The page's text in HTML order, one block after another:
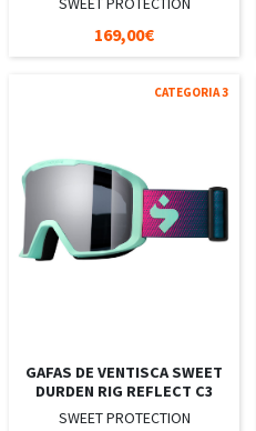
169,00€
CATEGORIA 3
GAFAS DE VENTISCA SWEET
DURDEN RIG REFLECT C3
SWEET PROTECTION